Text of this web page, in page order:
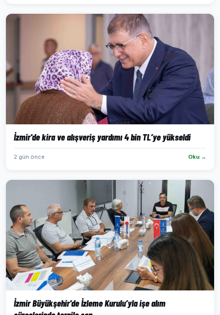
İzmir'de kira ve alışveriş yardımı 4 bin TL’ye yükseldi
2 gün önce Oku →
İzmir Büyükşehir'de İzleme Kurulu’yla işe alım